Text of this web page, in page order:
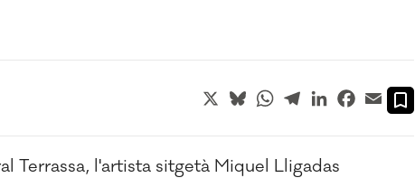
X BlueskyWhatsApp
TelegramLinkedInFacebook
Email
Terrassa, l'artista sitgetà Miquel Lligadas